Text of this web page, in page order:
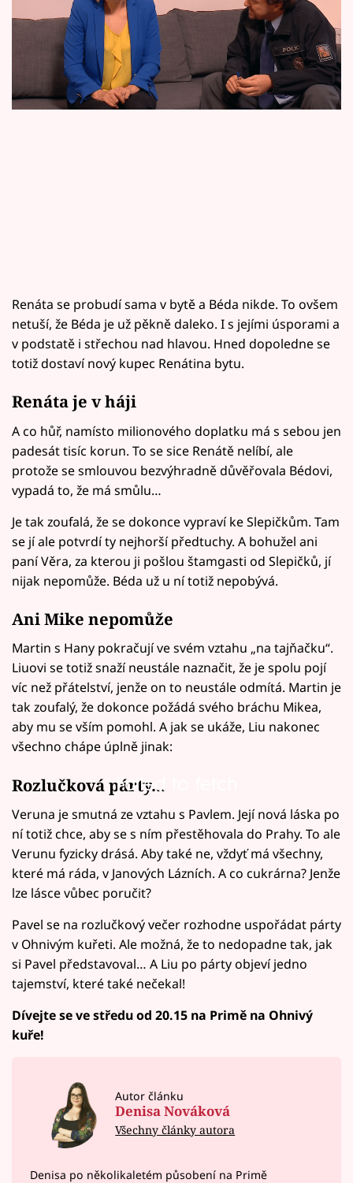
Sledujte prima+
Filmový festival Karlovy Vary
Dívejte se ve středu na Primě na Ohnivý kuře!
Renáta se probudí sama v bytě a Béda nikde. To ovšem
netuší, že Béda je už pěkně daleko. I s jejími úsporami a
v podstatě i střechou nad hlavou. Hned dopoledne se
totiž dostaví nový kupec Renátina bytu.
Renáta je v háji
A co hůř, namísto milionového doplatku má s sebou jen
padesát tisíc korun. To se sice Renátě nelíbí, ale
protože se smlouvou bezvýhradně důvěřovala Bédovi,
vypadá to, že má smůlu…
Je tak zoufalá, že se dokonce vypraví ke Slepičkům. Tam
se jí ale potvrdí ty nejhorší předtuchy. A bohužel ani
paní Věra, za kterou ji pošlou štamgasti od Slepičků, jí
nijak nepomůže. Béda už u ní totiž nepobývá.
Ani Mike nepomůže
Martin s Hany pokračují ve svém vztahu „na tajňačku“.
Liuovi se totiž snaží neustále naznačit, že je spolu pojí
víc než přátelství, jenže on to neustále odmítá. Martin je
tak zoufalý, že dokonce požádá svého bráchu Mikea,
aby mu se vším pomohl. A jak se ukáže, Liu nakonec
všechno chápe úplně jinak:
Failed to fetch
Rozlučková párty...
Veruna je smutná ze vztahu s Pavlem. Její nová láska po
ní totiž chce, aby se s ním přestěhovala do Prahy. To ale
Verunu fyzicky drásá. Aby také ne, vždyť má všechny,
které má ráda, v Janových Lázních. A co cukrárna? Jenže
lze lásce vůbec poručit?
Pavel se na rozlučkový večer rozhodne uspořádat párty
v Ohnivým kuřeti. Ale možná, že to nedopadne tak, jak
si Pavel představoval… A Liu po párty objeví jedno
tajemství, které také nečekal!
Dívejte se ve středu od 20.15 na Primě na Ohnivý
kuře!
Autor článku
Denisa Nováková
Všechny články autora
Denisa po několikaletém působení na Primě